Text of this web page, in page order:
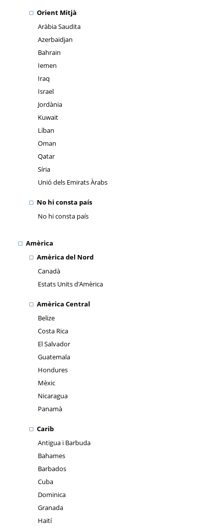
Orient Mitjà
Aràbia Saudita
Azerbaidjan
Bahrain
Iemen
Iraq
Israel
Jordània
Kuwait
Líban
Oman
Qatar
Síria
Unió dels Emirats Àrabs
No hi consta país
No hi consta país
Amèrica
Amèrica del Nord
Canadà
Estats Units d'Amèrica
Amèrica Central
Belize
Costa Rica
El Salvador
Guatemala
Hondures
Mèxic
Nicaragua
Panamà
Carib
Antigua i Barbuda
Bahames
Barbados
Cuba
Dominica
Granada
Haití